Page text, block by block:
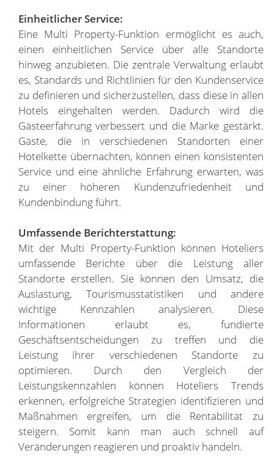
Einheitlicher Service:
Eine Multi Property-Funktion ermöglicht es auch,
einen einheitlichen Service über alle Standorte
hinweg anzubieten. Die zentrale Verwaltung erlaubt
es, Standards und Richtlinien für den Kundenservice
zu definieren und sicherzustellen, dass diese in allen
Hotels eingehalten werden. Dadurch wird die
Gästeerfahrung verbessert und die Marke gestärkt.
Gäste, die in verschiedenen Standorten einer
Hotelkette übernachten, können einen konsistenten
Service und eine ähnliche Erfahrung erwarten, was
zu einer höheren Kundenzufriedenheit und
Kundenbindung führt.
Umfassende Berichterstattung:
Mit der Multi Property-Funktion können Hoteliers
umfassende Berichte über die Leistung aller
Standorte erstellen. Sie können den Umsatz, die
Auslastung, Tourismusstatistiken und andere
wichtige Kennzahlen analysieren. Diese
Informationen erlaubt es, fundierte
Geschäftsentscheidungen zu treffen und die
Leistung ihrer verschiedenen Standorte zu
optimieren. Durch den Vergleich der
Leistungskennzahlen können Hoteliers Trends
erkennen, erfolgreiche Strategien identifizieren und
Maßnahmen ergreifen, um die Rentabilität zu
steigern. Somit kann man auch schnell auf
Veränderungen reagieren und proaktiv handeln.